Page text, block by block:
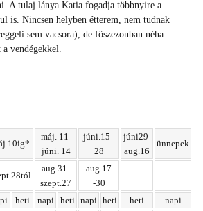
A tulaj lánya Katia fogadja többnyire a
is. Nincsen helyben étterem, nem tudnak
sem vacsora), de főszezonban néha
vendégekkel.
máj. 11-
júni. 14
júni.15 -
28
júni29-
aug.16
ünnepek
aug.31-
szept.27
aug.17
-30
heti napi heti napi heti heti
napi